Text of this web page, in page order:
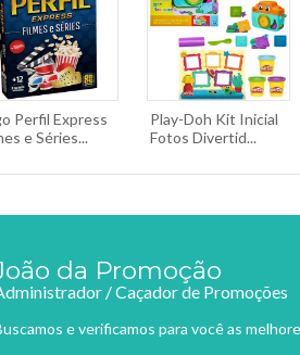
Perfil Express
e Séries...
Play-Doh Kit Inicial
Fotos Divertid...
da Promoção
/ Caçador de Promoções
e verificamos para você as